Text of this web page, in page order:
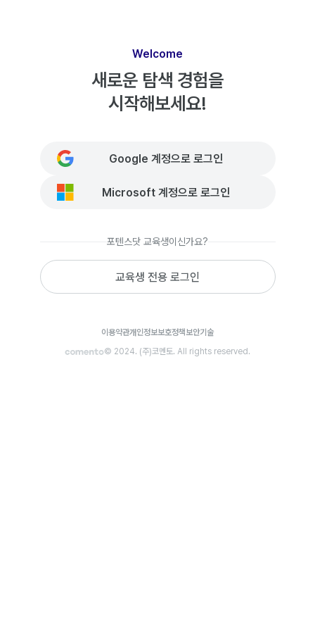
Welcome
새로운 탐색 경험을
시작해보세요!
Google 계정으로 로그인
Microsoft 계정으로 로그인
포텐스닷 교육생이신가요?
교육생 전용 로그인
이용약관개인정보보호정책보안기술
© 2024. (주)코멘토. All rights reserved.